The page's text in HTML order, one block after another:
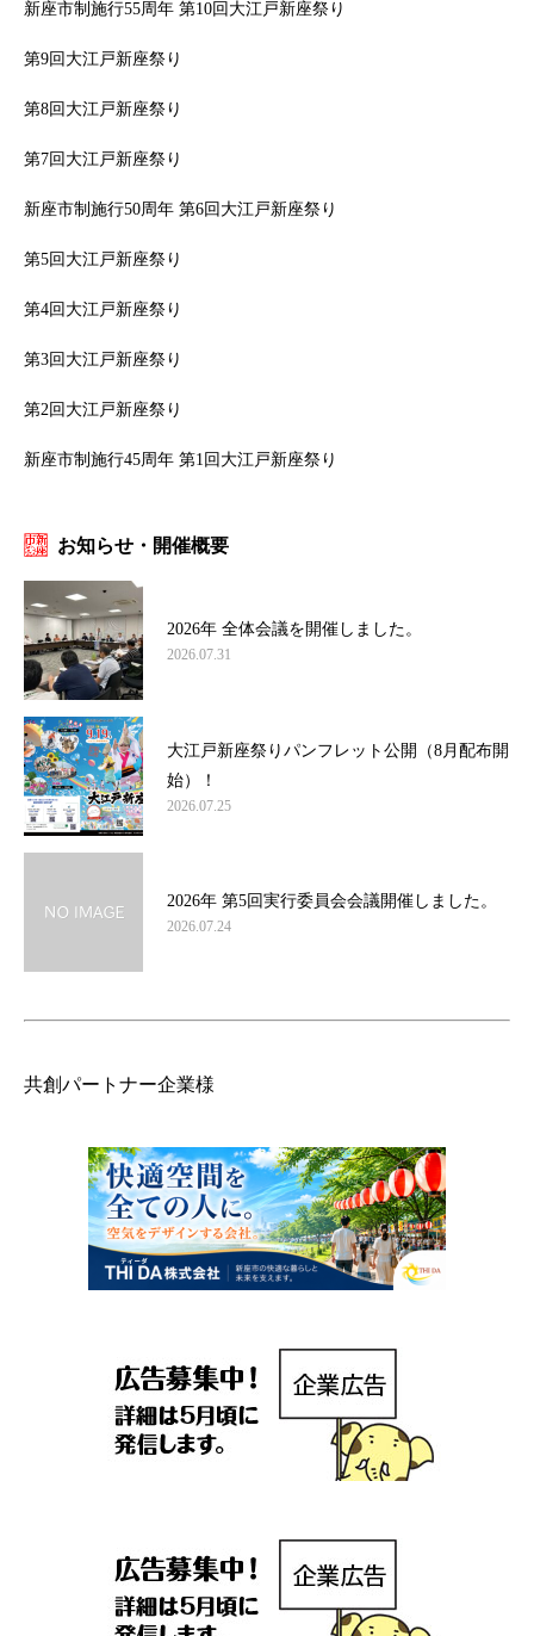
新座市制施行55周年 第10回大江戸新座祭り
第9回大江戸新座祭り
第8回大江戸新座祭り
第7回大江戸新座祭り
新座市制施行50周年 第6回大江戸新座祭り
第5回大江戸新座祭り
第4回大江戸新座祭り
第3回大江戸新座祭り
第2回大江戸新座祭り
新座市制施行45周年 第1回大江戸新座祭り
お知らせ・開催概要
2026年 全体会議を開催しました。
2026.07.31
大江戸新座祭りパンフレット公開（8月配布開
始）！
2026.07.25
2026年 第5回実行委員会会議開催しました。
2026.07.24
共創パートナー企業様